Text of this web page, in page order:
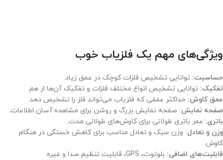
ویژگی‌های مهم یک فلزیاب خوب
حساسیت: توانایی تشخیص فلزات کوچک در عمق زیاد.
تفکیک: توانایی تشخیص انواع مختلف فلزات و تفکیک آن‌ها از هم.
عمق کاوش: حداکثر عمقی که فلزیاب می‌تواند فلز را تشخیص دهد.
صفحه نمایش: صفحه نمایش بزرگ و روشن برای مشاهده آسان اطلاعات.
باتری: عمر باتری طولانی برای کاوش‌های طولانی مدت.
وزن و تعادل: وزن سبک و تعادل مناسب برای کاهش خستگی در هنگام
کاوش.
قابلیت‌های اضافی: بلوتوث، GPS، قابلیت تنظیم صدا و غیره.